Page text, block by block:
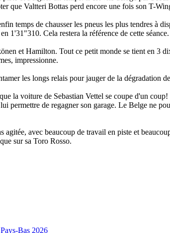
que Valtteri Bottas perd encore une fois son T-
temps de chausser les pneus les plus tendres à
1'31"310. Cela restera la référence de cette séance.
et Hamilton. Tout ce petit monde se tient en 3
impressionne.
les longs relais pour jauger de la dégradation
la voiture de Sebastian Vettel se coupe d'un
permettre de regagner son garage. Le Belge ne
agitée, avec beaucoup de travail en piste et
sur sa Toro Rosso.
Bas 2026